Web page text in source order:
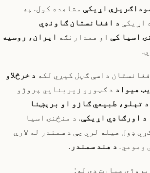
اړیکې مشاهده کول. په
اړیکې د افغانستان ګاونډي
اسیا کې او همدارنګه ایران، روسیه
داسې ګڼل کیږي لکه د خرڅلاو
هیواد د ګټورو زیربنایي پروژو
د تېلو، طبیعي ګازو او برېښنا
د اورګاډي اړیکې. د منځنۍ اسیا
ډول هیله لري چې د سمندر له لارې
ومومي. د هند سمندر .
پروژې عبارت دي له: